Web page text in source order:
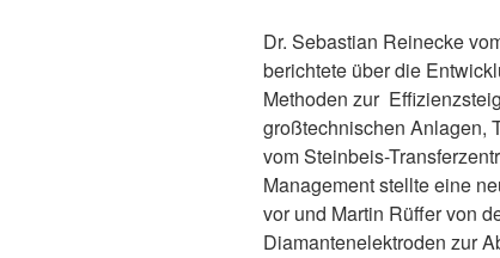
Dr. Sebastian Reinecke
berichtete über die
Methoden zur
großtechnischen Anlagen,
vom Steinbeis-
Management stellte eine
vor und Martin Rüffer von
Diamantenelektroden zur